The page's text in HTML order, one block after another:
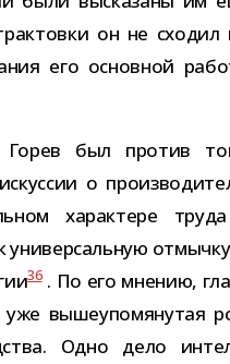
он не схо­дил
его основ­ной
был про­тив
о
харак­тере
уни­вер­саль­ную
36. По его мне­нию,
уже выше­упо­мя­ну­тая
Одно дело